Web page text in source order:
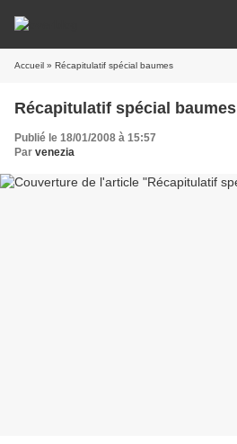
Accueil » Récapitulatif spécial baumes
Récapitulatif spécial baumes
Publié le 18/01/2008 à 15:57
Par venezia